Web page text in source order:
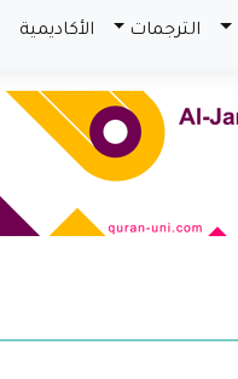
الترجمات الأكاديمية